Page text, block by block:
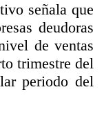
señala que
deudoras
de ventas
trimestre del
periodo del